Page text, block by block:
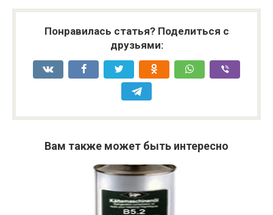
Понравилась статья? Поделиться с
друзьями:
Вам также может быть интересно